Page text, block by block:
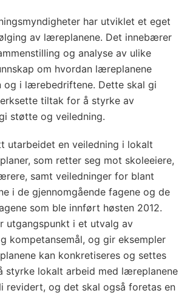
har utviklet et eget
av læreplanene. Det innebærer
og analyse av ulike
om hvordan læreplanene
og i lærebedriftene. Dette skal gi
tiltak for å styrke av
støtte og veiledning.
utarbeidet en veiledning i lokalt
som retter seg mot skoleeiere,
samt veiledninger for blant
i de gjennomgående fagene og de
som ble innført høsten 2012.
utgangspunkt i et utvalg av
kompetansemål, og gir eksempler
kan konkretiseres og settes
styrke lokalt arbeid med læreplanene
revidert, og det skal også foretas en